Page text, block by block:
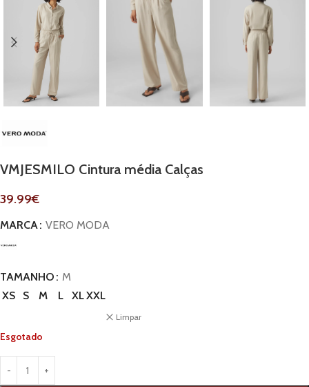
VMJESMILO Cintura média Calças
39.99€
MARCA VERO MODA
TAMANHO
M
XS
S M L XLXXL
Limpar
Esgotado